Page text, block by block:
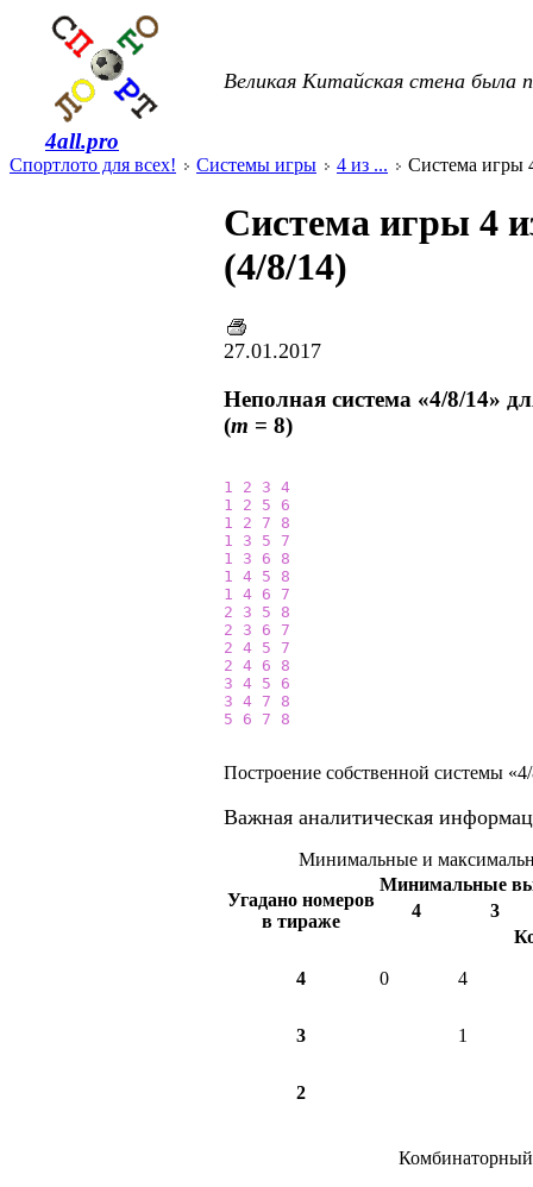
4all.pro
Великая Китайская стена была
Спортлото для всех! Системы игры 4 из ... Система игры
Система игры 4
(4/8/14)
27.01.2017
Неполная система «4/8/14»
(m = 8)
1 2 3 4
1
2 5
6
1
2 7
8
1
3 5
7
1
3 6
8
1 4 5
8
1 4 6
7
2
3 5
8
2
3 6
7
2 4 5
7
2 4 6
8
3 4 5
6
3 4 7
8
5
6 7 8
Построение собственной системы
Важная аналитическая
Минимальные и
Угадано номеров
в тираже
Минимальные
4
3
4 0 4
3 1
2
Комбинаторный